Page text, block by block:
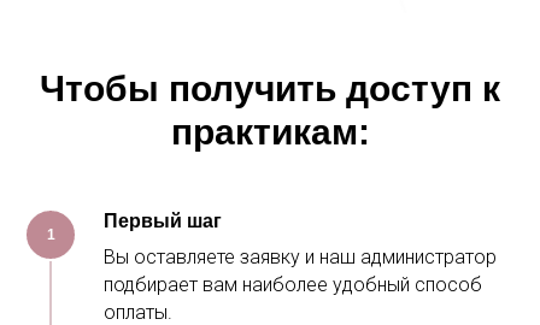
Чтобы получить доступ к
практикам:
1
Первый шаг
Вы оставляете заявку и наш администратор
подбирает вам наиболее удобный способ
оплаты.